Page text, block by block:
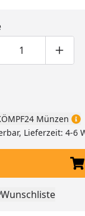
hinzufügen
um
Münzen
Lieferzeit: 4-6
Produkt zur
Wunschliste